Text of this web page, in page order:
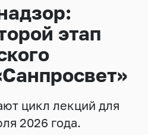
этап
цикл лекций для
2026 года.